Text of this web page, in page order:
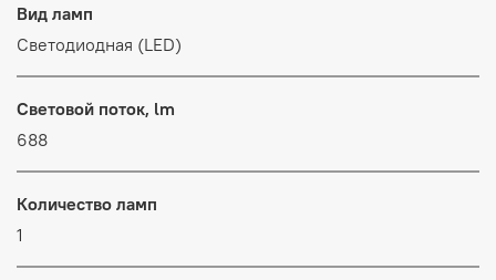
Вид ламп
Светодиодная (LED)
Световой поток, lm
688
Количество ламп
1